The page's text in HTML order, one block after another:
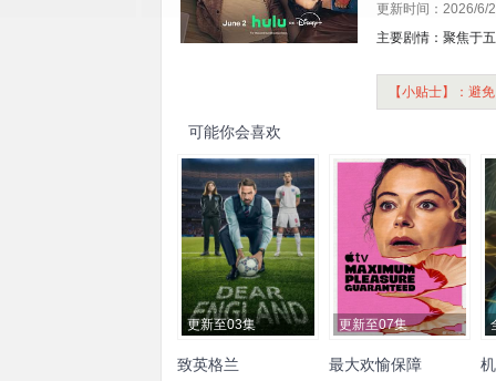
更新时间：2026/6/
主要剧情：聚焦于
【小贴士】：避
可能你会喜欢
更新至03集
致英格兰
更新至07集
最大欢愉保障